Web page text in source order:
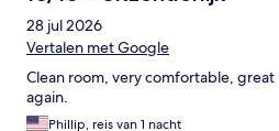
28 jul 2026
Vertalen met Google
Clean room, very comfortable,
again.
Phillip, reis van 1 nacht